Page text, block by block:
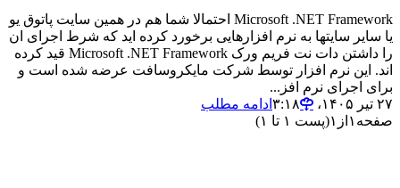
Microsoft .NET Framework احتمالا شما هم در همین سایت پاتوق یو
یا سایر سایتها به نرم افزارهایی برخورد کرده اید که شرط اجرای ان
را داشتن دات نت فریم ورک Microsoft .NET Framework قید کرده
اند. این نرم افزار توسط شرکت مایکروسافت عرضه شده است و
برای اجرای نرم افز...
۲۷ تیر ۱۴۰۵،‏ ۳:۱۸
ادامه مطلب
صفحه ۱ از ۱(پست ۱ تا ۱)